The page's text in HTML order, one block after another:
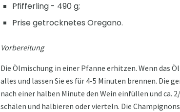
Pfifferling - 490 g;
Prise getrocknetes Oregano.
Vorbereitung
Die Ölmischung in einer Pfanne erhitzen. Wenn das
alles und lassen Sie es für 4-5 Minuten brennen. Die
nach einer halben Minute den Wein einfüllen und
schälen und halbieren oder vierteln. Die